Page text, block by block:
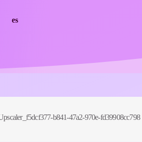
es
b841-47a2-970e-fd39908cc798